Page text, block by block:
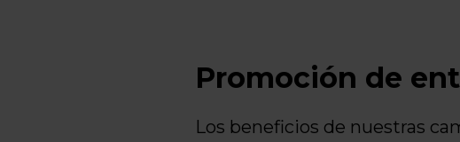
Promoción de
Los beneficios de nuestras